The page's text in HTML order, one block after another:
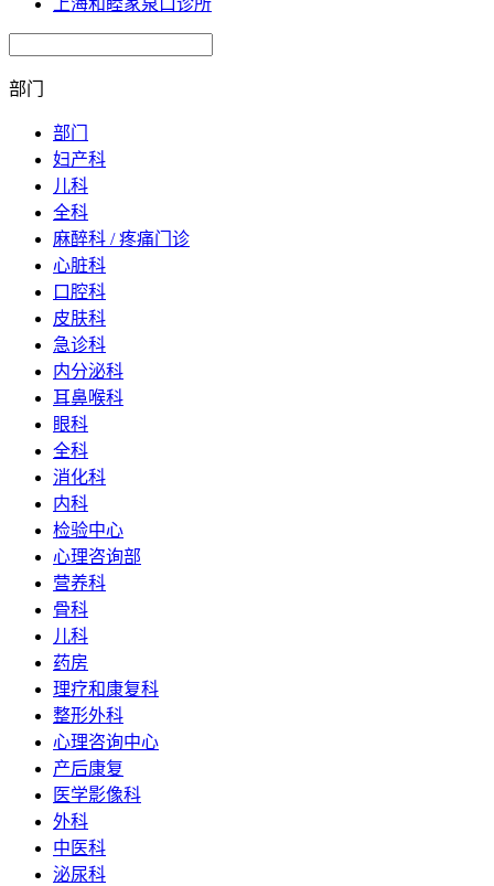
部门
部门
妇产科
儿科
全科
麻醉科 / 疼痛门诊
心脏科
口腔科
皮肤科
急诊科
内分泌科
耳鼻喉科
眼科
全科
消化科
内科
检验中心
心理咨询部
营养科
骨科
儿科
药房
理疗和康复科
整形外科
心理咨询中心
产后康复
医学影像科
外科
中医科
泌尿科